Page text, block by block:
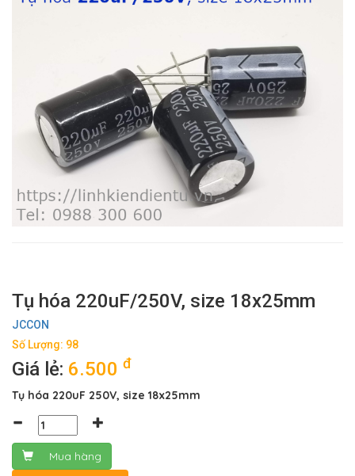
Tụ hóa 220uF/250V, size 18x25mm
JCCON
Số Lượng: 98
Giá lẻ: 6.500 đ
Tụ hóa 220uF 250V, size 18x25mm
Mua hàng